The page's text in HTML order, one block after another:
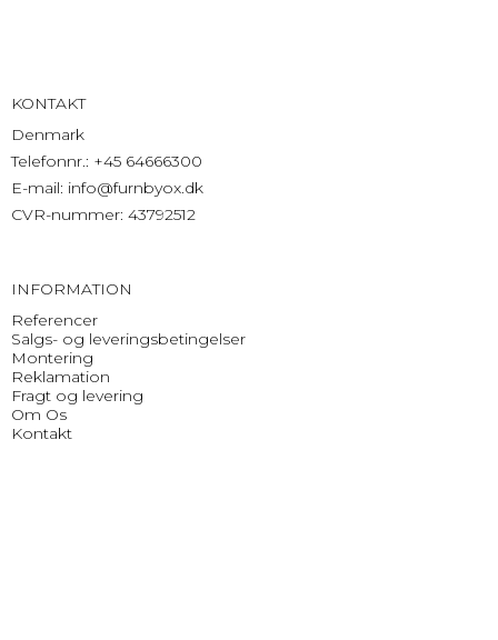
KONTAKT
Denmark
Telefonnr.: +45 64666300
E-mail: info@furnbyox.dk
CVR-nummer: 43792512
INFORMATION
Referencer
Salgs- og leveringsbetingelser
Montering
Reklamation
Fragt og levering
Om Os
Kontakt